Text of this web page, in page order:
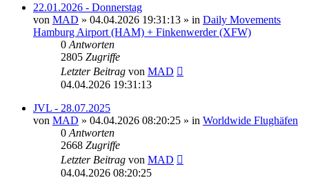
22.01.2026 - Donnerstag
von MAD » 04.04.2026 19:31:13 » in Daily Movements
Hamburg Airport (HAM) + Finkenwerder (XFW)
0 Antworten
2805 Zugriffe
Letzter Beitrag von MAD
04.04.2026 19:31:13
JVL - 28.07.2025
von MAD » 04.04.2026 08:20:25 » in Worldwide Flughäfen
0 Antworten
2668 Zugriffe
Letzter Beitrag von MAD
04.04.2026 08:20:25